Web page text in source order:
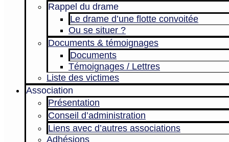
Rappel du drame
Le drame d’une flotte convoitée
Ou se situer ?
Documents & témoignages
Documents
Témoignages / Lettres
Liste des victimes
Association
Présentation
Conseil d’administration
Liens avec d’autres associations
Adhésions